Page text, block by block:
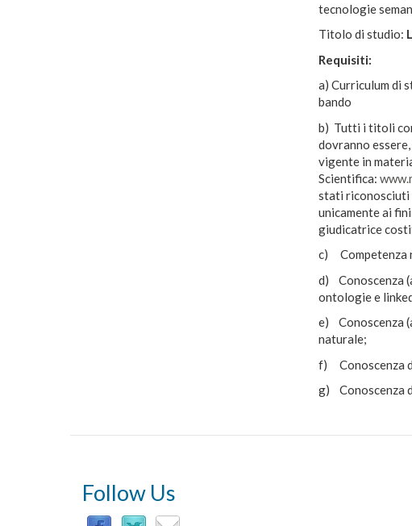
tecnologie
Titolo di studio:
Requisiti:
a) Curriculum di
bando
b) Tutti i titoli
dovranno
vigente in
Scientifica:
stati riconosciuti
unicamente ai
giudicatrice
c) Competenza
d) Conoscenza
ontologie e
e) Conoscenza
naturale;
f) Conoscenza
g) Conoscenza
Follow Us